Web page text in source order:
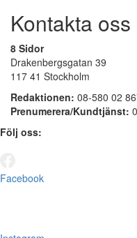
Kontakta oss
8 Sidor
Drakenbergsgatan 39
117 41 Stockholm
Redaktionen: 08-580 02
Prenumerera/Kundtjänst:
Följ oss:
Facebook